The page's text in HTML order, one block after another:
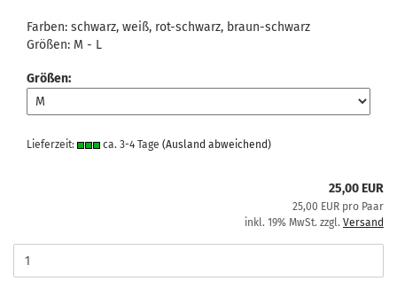
Farben: schwarz, weiß, rot-schwarz, braun-schwarz
Größen: M - L
Größen:
Lieferzeit: ca. 3-4 Tage (Ausland abweichend)
25,00 EUR
25,00 EUR pro Paar
inkl. 19% MwSt. zzgl. Versand